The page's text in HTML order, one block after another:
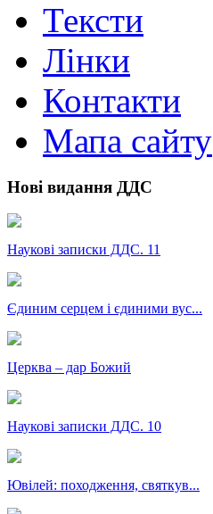
Тексти
Лінки
Контакти
Мапа сайту
Нові видання ДДС
Наукові записки ДДС. 11
Єдиним серцем і єдиними вус...
Церква – дар Божий
Наукові записки ДДС. 10
Ювілей: походження, святкув...